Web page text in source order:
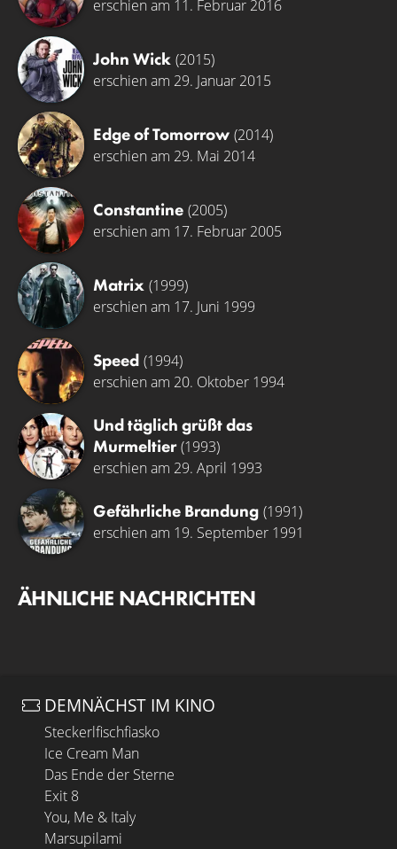
erschien am 11. Februar 2016
John Wick (2015)
erschien am 29. Januar 2015
Edge of Tomorrow (2014)
erschien am 29. Mai 2014
Constantine (2005)
erschien am 17. Februar 2005
Matrix (1999)
erschien am 17. Juni 1999
Speed (1994)
erschien am 20. Oktober 1994
Und täglich grüßt das
Murmeltier (1993)
erschien am 29. April 1993
Gefährliche Brandung (1991)
erschien am 19. September 1991
ÄHNLICHE NACHRICHTEN
DEMNÄCHST IM KINO
Steckerlfischfiasko
Ice Cream Man
Das Ende der Sterne
Exit 8
You, Me & Italy
Marsupilami